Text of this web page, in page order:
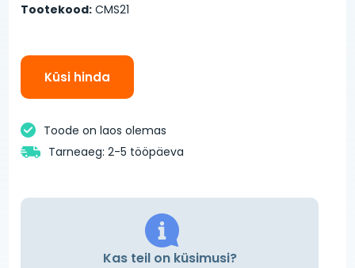
Tootekood: CMS21
Küsi hinda
Toode on laos olemas
Tarneaeg: 2-5 tööpäeva
Kas teil on küsimusi?